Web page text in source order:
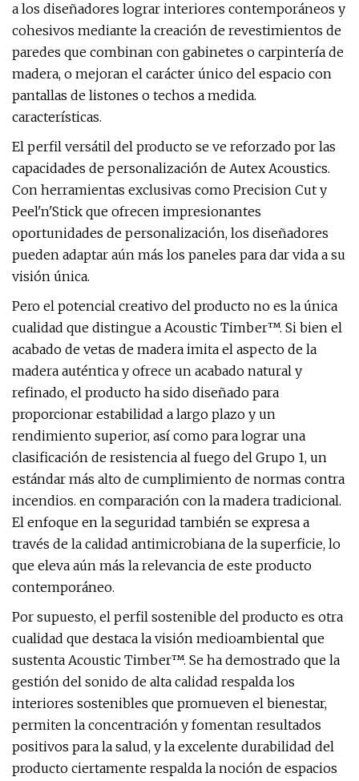
a los diseñadores lograr interiores contemporáneos y
cohesivos mediante la creación de revestimientos de
paredes que combinan con gabinetes o carpintería de
madera, o mejoran el carácter único del espacio con
pantallas de listones o techos a medida.
características.
El perfil versátil del producto se ve reforzado por las
capacidades de personalización de Autex Acoustics.
Con herramientas exclusivas como Precision Cut y
Peel'n'Stick que ofrecen impresionantes
oportunidades de personalización, los diseñadores
pueden adaptar aún más los paneles para dar vida a su
visión única.
Pero el potencial creativo del producto no es la única
cualidad que distingue a Acoustic Timber™. Si bien el
acabado de vetas de madera imita el aspecto de la
madera auténtica y ofrece un acabado natural y
refinado, el producto ha sido diseñado para
proporcionar estabilidad a largo plazo y un
rendimiento superior, así como para lograr una
clasificación de resistencia al fuego del Grupo 1, un
estándar más alto de cumplimiento de normas contra
incendios. en comparación con la madera tradicional.
El enfoque en la seguridad también se expresa a
través de la calidad antimicrobiana de la superficie, lo
que eleva aún más la relevancia de este producto
contemporáneo.
Por supuesto, el perfil sostenible del producto es otra
cualidad que destaca la visión medioambiental que
sustenta Acoustic Timber™. Se ha demostrado que la
gestión del sonido de alta calidad respalda los
interiores sostenibles que promueven el bienestar,
permiten la concentración y fomentan resultados
positivos para la salud, y la excelente durabilidad del
producto ciertamente respalda la noción de espacios